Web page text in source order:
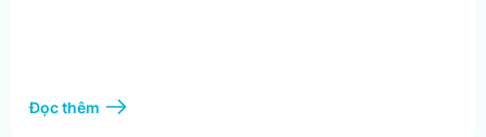
Đọc thêm